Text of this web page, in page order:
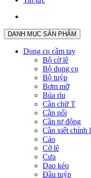
DANH MỤC SẢN PHẨM
Dụng cụ cầm tay
Bộ cờ lê
Bộ dụng cụ
Bộ tuýp
Bơm mỡ
Búa rìu
Cần chữ T
Cần nối
Cần tự động
Cần xiết chỉnh
Cảo
Cờ lê
Cưa
Dao kéo
Đầu tuýp